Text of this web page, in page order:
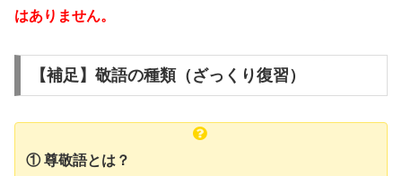
はありません。
【補足】敬語の種類（ざっくり復習）
① 尊敬語とは？